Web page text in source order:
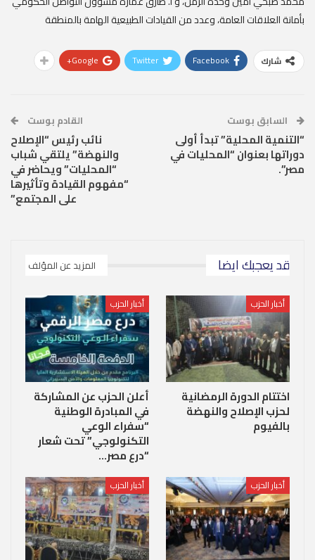
بأمانة العلاقات العامة، وعدد من القيادات الطبيعية الهامة بالمنطقة
شارك Facebook
Twitter
Google+
السابق بوست
“التنمية المحلية” تبدأ أولى
دوراتها بعنوان “المحليات في
مصر”.
القادم بوست
نائب رئيس “الإصلاح
والنهضة” يلتقي شباب
“المحليات” ويحاضر في
“مفهوم القيادة وتأثيرها
على المجتمع”
قد يعجبك ايضا المزيد عن المؤلف
أخبار الحزب
اختتام الدورة الرمضانية
لحزب الإصلاح والنهضة
بالفيوم
أخبار الحزب
أعلن الحزب عن المشاركة
في المبادرة الوطنية
“سفراء الوعي
التكنولوجي” تحت شعار
“درع مصر…
أخبار الحزب أخبار الحزب